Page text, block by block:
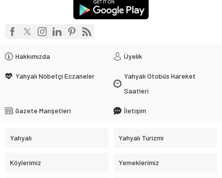
Hakkımızda Üyelik
Yahyalı Nöbetçi Eczaneler
Yahyalı Otobüs Hareket
Saatleri
Gazete Manşetleri İletişim
Yahyalı Yahyalı Turizmi
Köylerimiz Yemeklerimiz